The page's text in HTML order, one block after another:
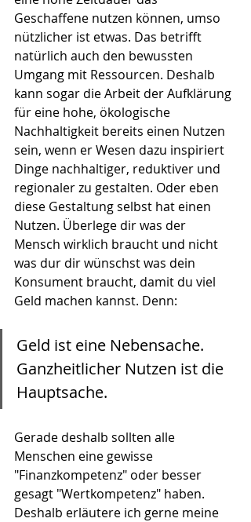
Geschaffene nutzen können, umso
nützlicher ist etwas. Das betrifft
natürlich auch den bewussten
Umgang mit Ressourcen. Deshalb
kann sogar die Arbeit der Aufklärung
für eine hohe, ökologische
Nachhaltigkeit bereits einen Nutzen
sein, wenn er Wesen dazu inspiriert
Dinge nachhaltiger, reduktiver und
regionaler zu gestalten. Oder eben
diese Gestaltung selbst hat einen
Nutzen. Überlege dir was der
Mensch wirklich braucht und nicht
was dur dir wünschst was dein
Konsument braucht, damit du viel
Geld machen kannst. Denn:
Geld ist eine Nebensache.
Ganzheitlicher Nutzen ist die
Hauptsache.
Gerade deshalb sollten alle
Menschen eine gewisse
"Finanzkompetenz" oder besser
gesagt "Wertkompetenz" haben.
Deshalb erläutere ich gerne meine